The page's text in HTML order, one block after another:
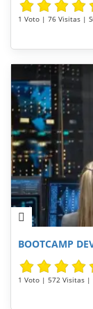
1 Voto | 76 Visitas |
BOOTCAMP
1 Voto | 572 Visitas |